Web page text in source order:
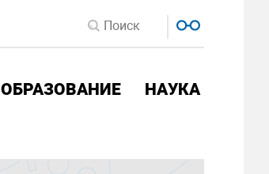
ОБРАЗОВАНИЕ НАУКА